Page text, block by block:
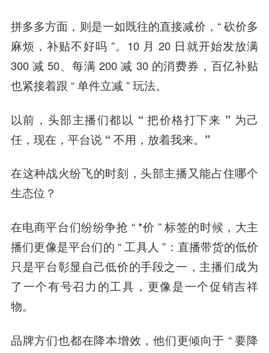
拼多多方面，则是一如既往的直接减价，“ 砍价多
麻烦，补贴不好吗 ”。10 月 20 日就开始发放满
300 减 50、每满 200 减 30 的消费券，百亿补贴
也紧接着跟 “ 单件立减 ” 玩法。
以前，头部主播们都以 “ 把价格打下来 ” 为己
任，现在，平台说 “ 不用，放着我来。”
在这种战火纷飞的时刻，头部主播又能占住哪个
生态位？
在电商平台们纷纷争抢 “ *价 ” 标签的时候，大主
播们更像是平台们的 “ 工具人 ”：直播带货的低价
只是平台彰显自己低价的手段之一，主播们成为
了一个有号召力的工具，更像是一个促销吉祥
物。
品牌方们也都在降本增效，他们更倾向于 “ 要降